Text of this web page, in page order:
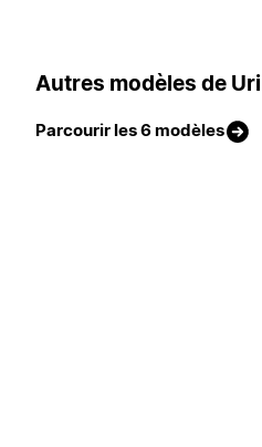
Autres modèles de Uri
Parcourir les 6 modèles